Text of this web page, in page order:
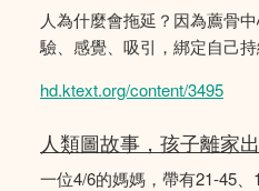
人為什麼會拖延？因為薦骨
驗、感覺、吸引，綁定自己持
hd.ktext.org/content/3495
人類圖故事，孩子離家
一位4/6的媽媽，帶有21-45、